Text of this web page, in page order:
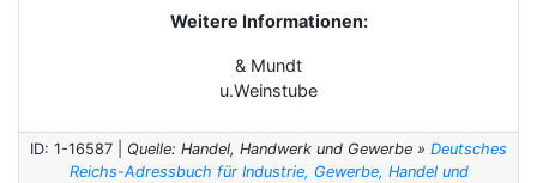
Weitere Informationen:
& Mundt
u.Weinstube
ID: 1-16587 | Quelle: Handel, Handwerk und Gewerbe » Deutsches
Reichs-Adressbuch für Industrie, Gewerbe, Handel und